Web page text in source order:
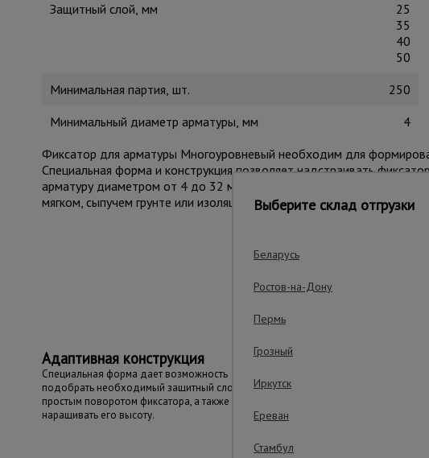
Защитный слой, мм
25
35
40
50
Минимальная партия, шт.
250
Минимальный диаметр арматуры, мм
4
Фиксатор для арматуры Многоуровневый необходим для
Специальная форма и конструкция позволяет надстраивать
арматуру диаметром от 4 до 32 мм. Изготовлен из прочного
мягком, сыпучем грунте или изоляционном материале
Адаптивная конструкция
Специальная форма дает возможность
подобрать необходимый защитный слой
простым поворотом фиксатора, а также
наращивать его высоту.
Выберите склад отгрузки
Беларусь
Ростов-на-Дону
Пермь
Грозный
Иркутск
Ереван
Стамбул